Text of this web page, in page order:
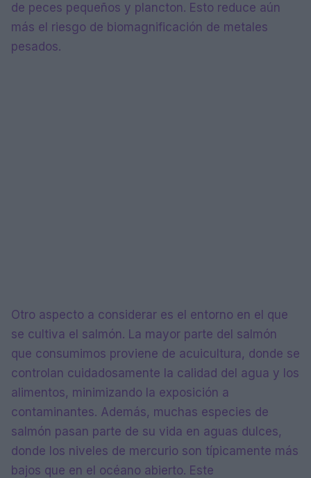
de peces pequeños y plancton. Esto reduce aún
más el riesgo de biomagnificación de metales
pesados.
Otro aspecto a considerar es el entorno en el que
se cultiva el salmón. La mayor parte del salmón
que consumimos proviene de acuicultura, donde se
controlan cuidadosamente la calidad del agua y los
alimentos, minimizando la exposición a
contaminantes. Además, muchas especies de
salmón pasan parte de su vida en aguas dulces,
donde los niveles de mercurio son típicamente más
bajos que en el océano abierto. Este